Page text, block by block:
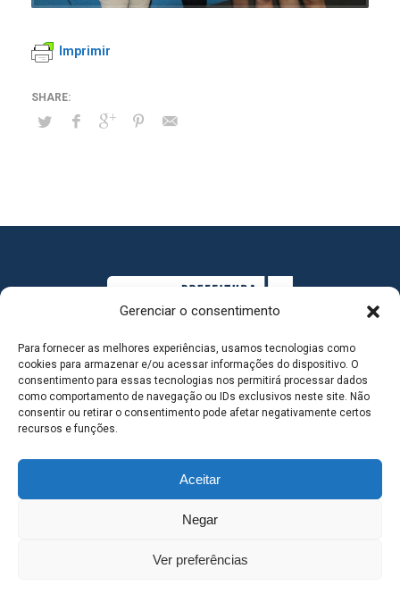
Gerenciar o consentimento
Para fornecer as melhores experiências, usamos tecnologias como
cookies para armazenar e/ou acessar informações do dispositivo. O
consentimento para essas tecnologias nos permitirá processar dados
como comportamento de navegação ou IDs exclusivos neste site. Não
consentir ou retirar o consentimento pode afetar negativamente certos
recursos e funções.
Aceitar
Negar
Ver preferências
Imprimir
MAPA DO SITE
SEDE DO ADMINISTRATIVO MUNICIPAL - Avenida